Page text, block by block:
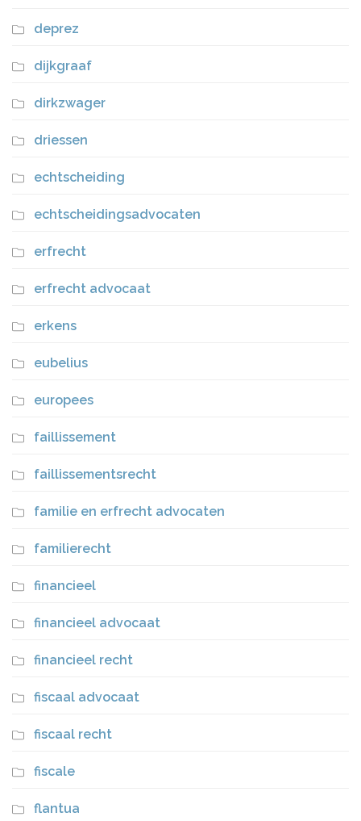
deprez
dijkgraaf
dirkzwager
driessen
echtscheiding
echtscheidingsadvocaten
erfrecht
erfrecht advocaat
erkens
eubelius
europees
faillissement
faillissementsrecht
familie en erfrecht advocaten
familierecht
financieel
financieel advocaat
financieel recht
fiscaal advocaat
fiscaal recht
fiscale
flantua